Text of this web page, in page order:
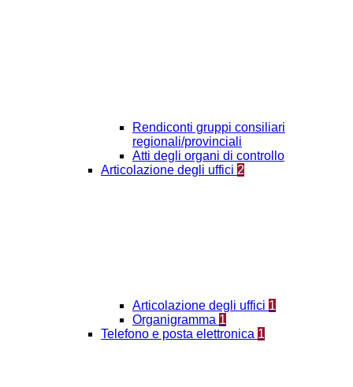
Rendiconti gruppi consiliari
regionali/provinciali
Atti degli organi di controllo
Articolazione degli uffici 2
Articolazione degli uffici 1
Organigramma 1
Telefono e posta elettronica 1